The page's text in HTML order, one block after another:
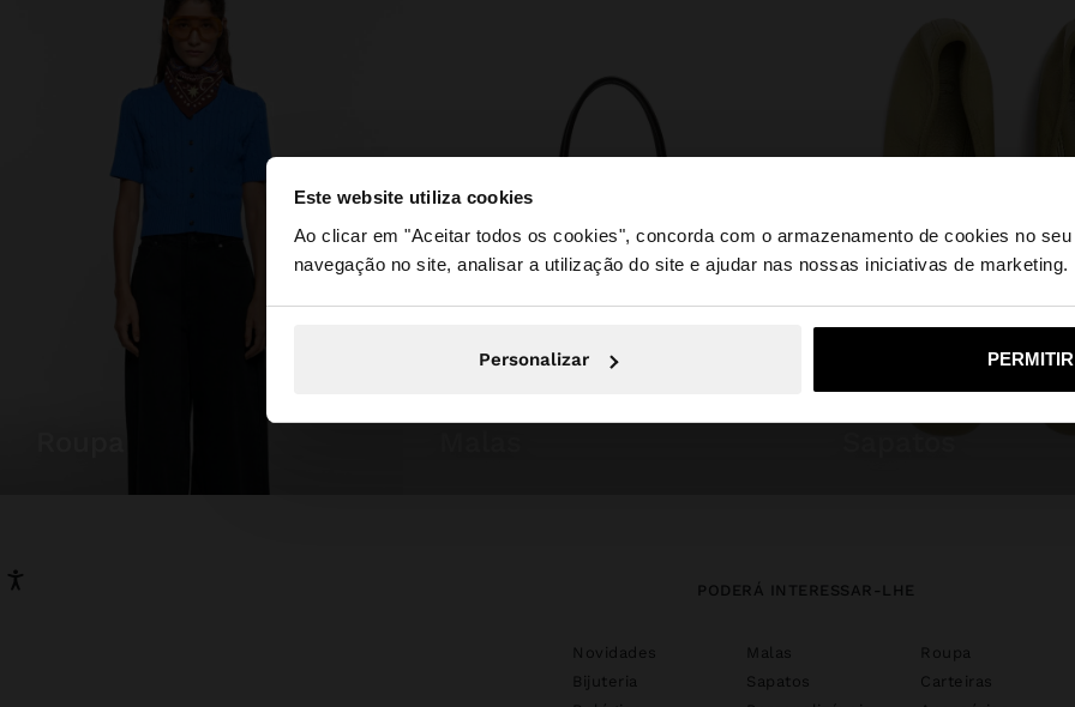
Este website utiliza cookies
Ao clicar em "Aceitar todos os cookies", concorda com o armazenamento de cookies no
navegação no site, analisar a utilização do site e ajudar nas nossas iniciativas de marketing.
Personalizar
olá
Está a aceder ao site a partir de Portugal. Deseja navegar no nosso site
Sim,
PODERÁ INTERESSAR-LHE
Novidades Malas
Roupa
Bijuteria
Sapatos
Carteiras